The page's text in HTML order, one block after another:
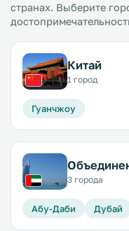
странах. Выберите
Китай
1 город
Гуанчжоу
3 города
Абу-Даби Дубай